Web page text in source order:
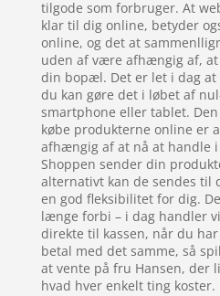
tilgode som forbruger. At
klar til dig online, betyder
online, og det at
uden af være afhængig af,
din bopæl. Det er let i dag
du kan gøre det i løbet af
smartphone eller tablet.
købe produkterne online er
afhængig af at nå at handle
Shoppen sender din
alternativt kan de sendes til
en god fleksibilitet for dig.
længe forbi – i dag handler
direkte til kassen, når du
betal med det samme, så
at vente på fru Hansen, der
hvad hver enkelt ting koster.